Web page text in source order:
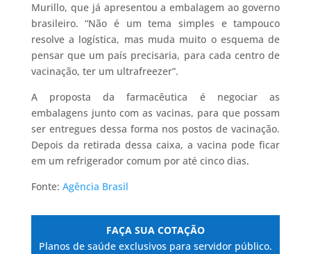
Murillo, que já apresentou a embalagem ao governo
brasileiro. “Não é um tema simples e tampouco
resolve a logística, mas muda muito o esquema de
pensar que um país precisaria, para cada centro de
vacinação, ter um ultrafreezer”.
A proposta da farmacêutica é negociar as
embalagens junto com as vacinas, para que possam
ser entregues dessa forma nos postos de vacinação.
Depois da retirada dessa caixa, a vacina pode ficar
em um refrigerador comum por até cinco dias.
Fonte: Agência Brasil
FAÇA SUA COTAÇÃO
Planos de saúde exclusivos para servidor público.